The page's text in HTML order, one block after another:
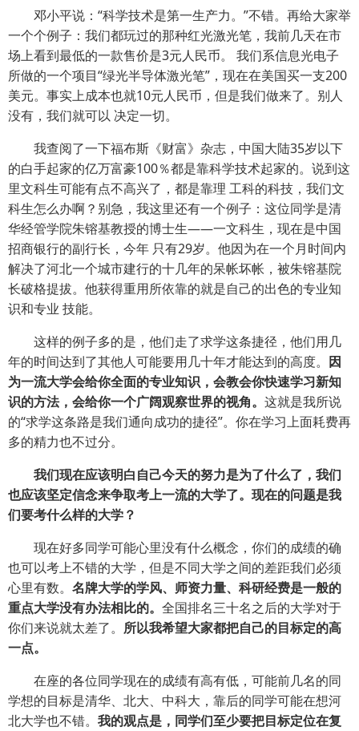
邓小平说：“科学技术是第一生产力。”不错。再给大家举
一个个例子：我们都玩过的那种红光激光笔，我前几天在市
场上看到最低的一款售价是3元人民币。 我们系信息光电子
所做的一个项目“绿光半导体激光笔”，现在在美国买一支200
美元。事实上成本也就10元人民币，但是我们做来了。别人
没有，我们就可以 决定一切。
我查阅了一下福布斯《财富》杂志，中国大陆35岁以下
的白手起家的亿万富豪100％都是靠科学技术起家的。说到这
里文科生可能有点不高兴了，都是靠理 工科的科技，我们文
科生怎么办啊？别急，我这里还有一个例子：这位同学是清
华经管学院朱镕基教授的博士生——一文科生，现在是中国
招商银行的副行长，今年 只有29岁。他因为在一个月时间内
解决了河北一个城市建行的十几年的呆帐坏帐，被朱镕基院
长破格提拔。他获得重用所依靠的就是自己的出色的专业知
识和专业 技能。
这样的例子多的是，他们走了求学这条捷径，他们用几
年的时间达到了其他人可能要用几十年才能达到的高度。 因
为一流大学会给你全面的专业知识，会教会你快速学习新知
识的方法，会给你一个广阔观察世界的视角。 这就是我所说
的“求学这条路是我们通向成功的捷径”。你在学习上面耗费再
多的精力也不过分。
我们现在应该明白自己今天的努力是为了什么了，我们
也应该坚定信念来争取考上一流的大学了。现在的问题是我
们要考什么样的大学？
现在好多同学可能心里没有什么概念，你们的成绩的确
也可以考上不错的大学，但是不同大学之间的差距我们必须
心里有数。 名牌大学的学风、师资力量、科研经费是一般的
重点大学没有办法相比的。 全国排名三十名之后的大学对于
你们来说就太差了。 所以我希望大家都把自己的目标定的高
一点。
在座的各位同学现在的成绩有高有低，可能前几名的同
学想的目标是清华、北大、中科大，靠后的同学可能在想河
北大学也不错。 我的观点是，同学们至少要把目标定位在复